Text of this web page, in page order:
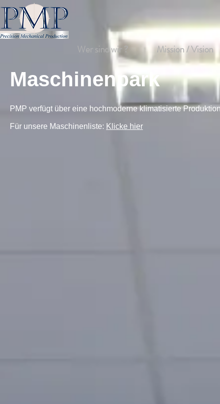
Wer sind wir ? Mission / Vision
Maschinenpark
PMP verfügt über eine hochmoderne klimatisierte
Für unsere Maschinenliste: Klicke hier